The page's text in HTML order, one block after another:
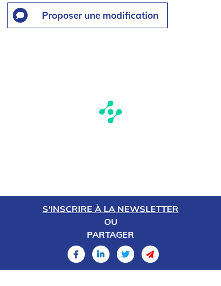
Proposer une modification
S'INSCRIRE À LA NEWSLETTER
OU
PARTAGER